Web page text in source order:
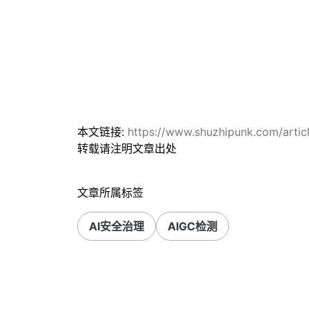
本文链接: https://www.shuzhipunk.com/
转载请注明文章出处
文章所属标签
AI安全治理 AIGC检测